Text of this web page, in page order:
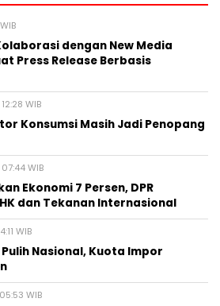
dengan New Media
Press Release Berbasis
WIB
Konsumsi Masih Jadi Penopang
WIB
Ekonomi 7 Persen, DPR
dan Tekanan Internasional
WIB
Pulih Nasional, Kuota Impor
WIB